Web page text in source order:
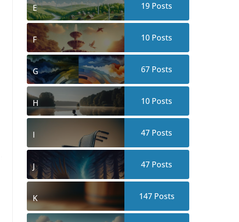
E 19 Posts
F 10 Posts
G 67 Posts
H 10 Posts
I 47 Posts
J 47 Posts
K 147Posts